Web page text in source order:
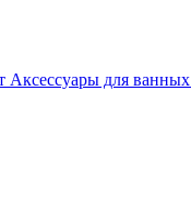
Аксессуары для